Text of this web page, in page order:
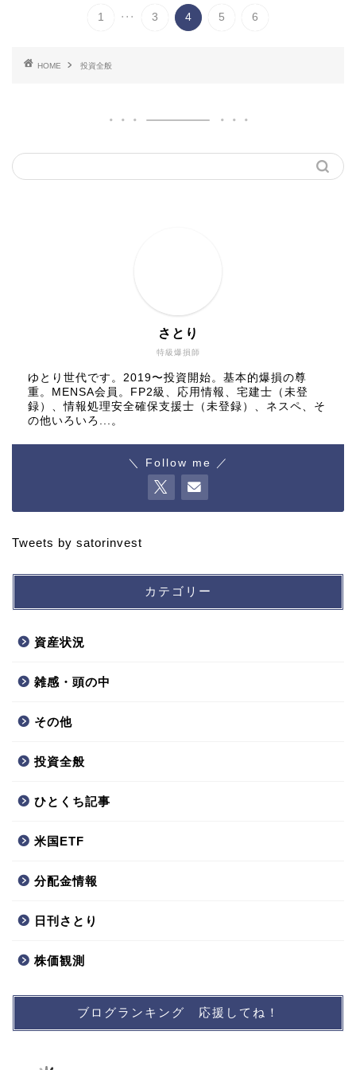
1 ... 3 4 5 6
HOME 投資全般
特級爆損師
さとり
ゆとり世代です。2019〜投資開始。基本的爆損の尊
重。MENSA会員。FP2級、応用情報、宅建士（未登
録）、情報処理安全確保支援士（未登録）、ネスペ、そ
の他いろいろ...。
＼ Follow me ／
Tweets by satorinvest
カテゴリー
資産状況
雑感・頭の中
その他
投資全般
ひとくち記事
米国ETF
分配金情報
日刊さとり
株価観測
ブログランキング 応援してね！